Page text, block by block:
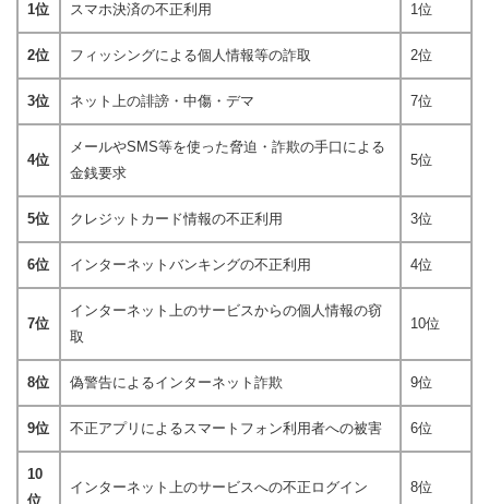
1位 スマホ決済の不正利用 1位
2位 フィッシングによる個人情報等の詐取 2位
3位 ネット上の誹謗・中傷・デマ 7位
4位
メールやSMS等を使った脅迫・詐欺の手口による
金銭要求
5位
5位 クレジットカード情報の不正利用 3位
6位 インターネットバンキングの不正利用 4位
7位
インターネット上のサービスからの個人情報の窃
取
10位
8位 偽警告によるインターネット詐欺 9位
9位 不正アプリによるスマートフォン利用者への被害 6位
10
位
インターネット上のサービスへの不正ログイン 8位